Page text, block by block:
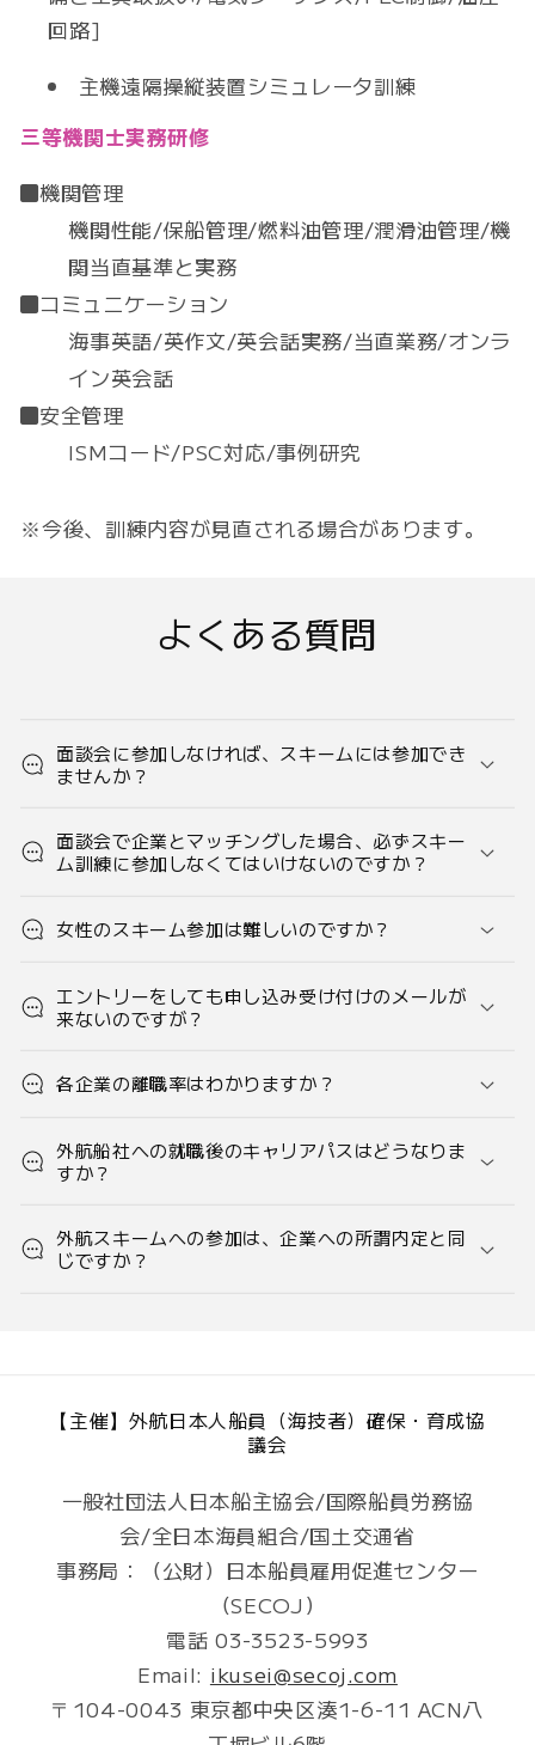
回路]
主機遠隔操縦装置シミュレータ訓練
三等機関士実務研修
機関管理
機関性能/保船管理/燃料油管理/潤滑油管理/機
関当直基準と実務
コミュニケーション
海事英語/英作文/英会話実務/当直業務/オンラ
イン英会話
安全管理
ISMコード/PSC対応/事例研究
※今後、訓練内容が見直される場合があります。
よくある質問
面談会に参加しなければ、スキームには参加でき
ませんか？
面談会で企業とマッチングした場合、必ずスキー
ム訓練に参加しなくてはいけないのですか？
女性のスキーム参加は難しいのですか？
エントリーをしても申し込み受け付けのメールが
来ないのですが？
各企業の離職率はわかりますか？
外航船社への就職後のキャリアパスはどうなりま
すか？
外航スキームへの参加は、企業への所謂内定と同
じですか？
【主催】外航日本人船員（海技者）確保・育成協
議会
一般社団法人日本船主協会/国際船員労務協
会/全日本海員組合/国土交通省
事務局：（公財）日本船員雇用促進センター
（SECOJ）
電話 03-3523-5993
Email: ikusei@secoj.com
〒104-0043 東京都中央区湊1-6-11 ACN八